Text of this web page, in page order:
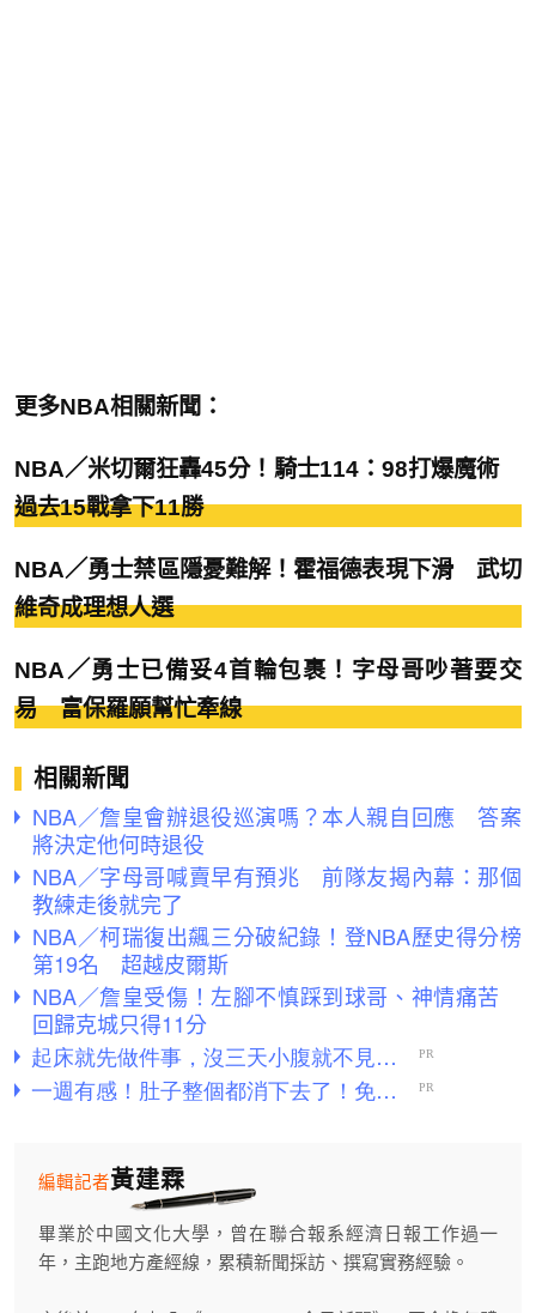
更多NBA相關新聞：
NBA／米切爾狂轟45分！騎士114：98打爆魔術
過去15戰拿下11勝
NBA／勇士禁區隱憂難解！霍福德表現下滑 武切
維奇成理想人選
NBA／勇士已備妥4首輪包裹！字母哥吵著要交
易 富保羅願幫忙牽線
相關新聞
NBA／詹皇會辦退役巡演嗎？本人親自回應 答案
將決定他何時退役
NBA／字母哥喊賣早有預兆 前隊友揭內幕：那個
教練走後就完了
NBA／柯瑞復出飆三分破紀錄！登NBA歷史得分榜
第19名 超越皮爾斯
NBA／詹皇受傷！左腳不慎踩到球哥、神情痛苦
回歸克城只得11分
黃建霖
編輯記者
畢業於中國文化大學，曾在聯合報系經濟日報工作過一
年，主跑地方產經線，累積新聞採訪、撰寫實務經驗。